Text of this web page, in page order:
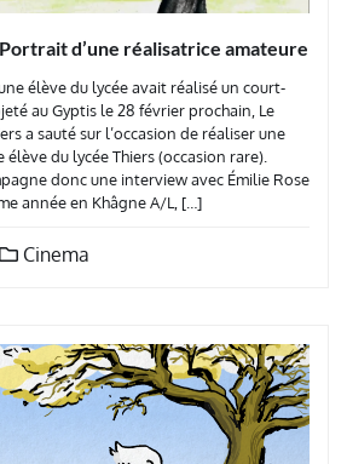
d’une réalisatrice amateure
élève du lycée avait réalisé un court-
au Gyptis le 28 février prochain, Le
a sauté sur l’occasion de réaliser une
élève du lycée Thiers (occasion rare).
donc une interview avec Émilie Rose
année en Khâgne A/L, […]
Cinema